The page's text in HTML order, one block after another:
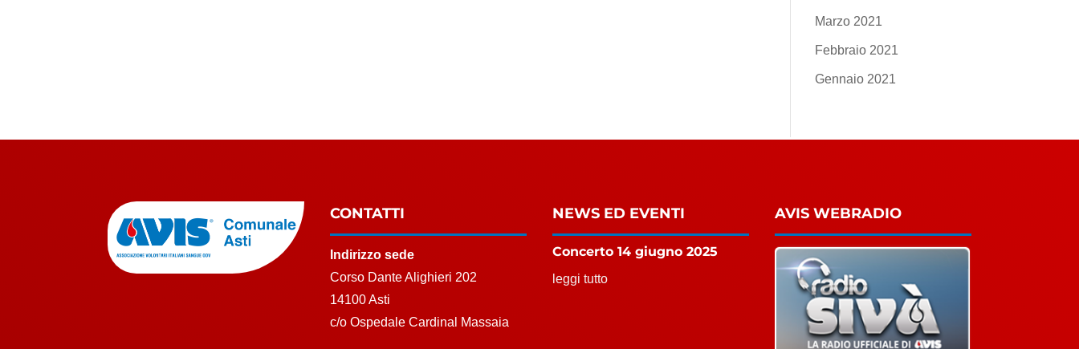
Marzo 2021
Febbraio 2021
Gennaio 2021
CONTATTI
Indirizzo sede
Corso Dante Alighieri 202
14100 Asti
c/o Ospedale Cardinal Massaia
NEWS ED EVENTI
Concerto 14 giugno 2025
leggi tutto
AVIS WEBRADIO